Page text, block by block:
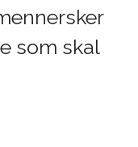
som skal